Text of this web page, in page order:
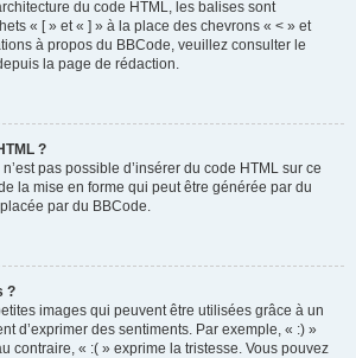
du code HTML, les balises sont
« [ » et « ] » à la place des chevrons « < » et
à propos du BBCode, veuillez consulter le
la page de rédaction.
?
pas possible d’insérer du code HTML sur ce
la mise en forme qui peut être générée par du
par du BBCode.
?
images qui peuvent être utilisées grâce à un
d’exprimer des sentiments. Par exemple, « :) »
contraire, « :( » exprime la tristesse. Vous pouvez